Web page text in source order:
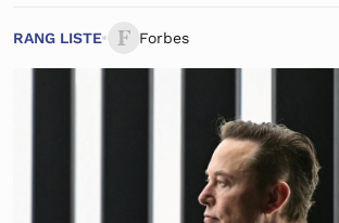
RANG LISTE Forbes